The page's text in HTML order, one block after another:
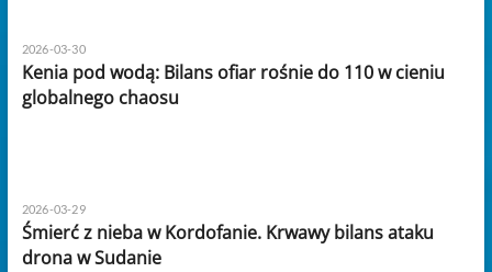
2026-03-30
Kenia pod wodą: Bilans ofiar rośnie do 110 w cieniu
globalnego chaosu
2026-03-29
Śmierć z nieba w Kordofanie. Krwawy bilans ataku
drona w Sudanie